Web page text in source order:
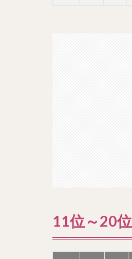
11位～20位